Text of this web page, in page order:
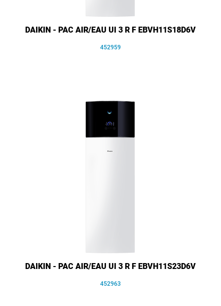
DAIKIN - PAC AIR/EAU UI 3 R F EBVH11S18D6V
452959
DAIKIN - PAC AIR/EAU UI 3 R F EBVH11S23D6V
452963